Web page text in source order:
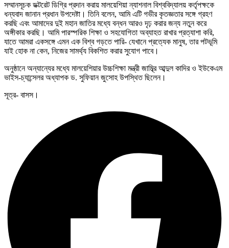
সম্মানসূচক ডক্টরেট ডিগ্রি প্রদান করায় মালয়েশিয়া ন্যাশনাল বিশ্ববিদ্যালয় কর্তৃপক্ষকে
ধন্যবাদ জানান প্রধান উপদেষ্টা। তিনি বলেন, আমি এটি গভীর কৃতজ্ঞতার সঙ্গে গ্রহণ
করছি এবং আমাদের দুই মহান জাতির মধ্যে বন্ধন আরও দৃঢ় করার জন্য নতুন করে
অঙ্গীকার করছি। আমি পারস্পরিক শিক্ষা ও সহযোগিতা অব্যাহত রাখার প্রত্যাশা করি,
যাতে আমরা একসঙ্গে এমন এক বিশ্ব গড়তে পারি- যেখানে প্রত্যেক মানুষ, তার পটভূমি
যাই হোক না কেন, নিজের সামর্থ্য বিকশিত করার সুযোগ পাবে।
অনুষ্ঠানে অন্যান্যের মধ্যে মালয়েশিয়ার উচ্চশিক্ষা মন্ত্রী জাম্ব্রি আব্দুল কাদির ও ইউকেএম
ভাইস-চ্যান্সেলর অধ্যাপক ড. সুফিয়ান জুসোহ উপস্থিত ছিলেন।
সূত্র- বাসস।